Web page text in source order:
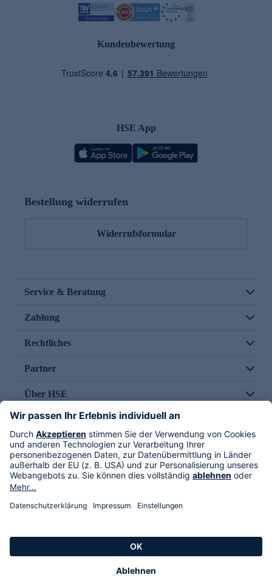
Kundenbewertung
HSE App
Bestellung widerrufen
Widerrufsformular
Service & Beratung
Zahlung
Rechtliches
Partner
Über HSE
Im TV
HSE International